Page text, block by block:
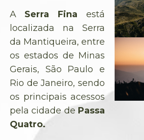
A Serra Fina está
localizada na Serra
da Mantiqueira, entre
os estados de Minas
Gerais, São Paulo e
Rio de Janeiro, sendo
os principais acessos
pela cidade de Passa
Quatro.